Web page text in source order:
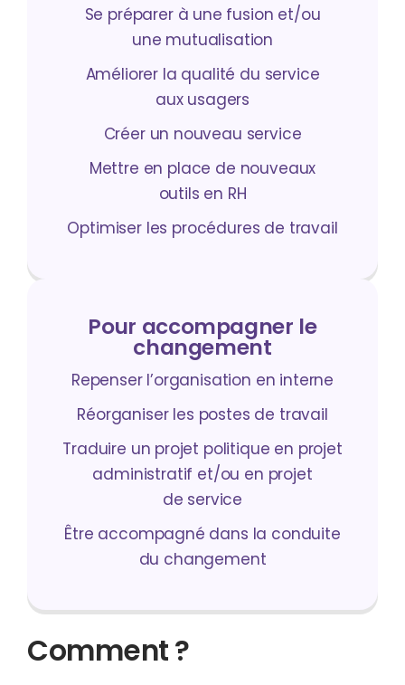
Se préparer à une fusion et/ou
une mutualisation
Améliorer la qualité du service
aux usagers
Créer un nouveau service
Mettre en place de nouveaux
outils en RH
Optimiser les procédures de travail
Pour accompagner le
changement
Repenser l’organisation en interne
Réorganiser les postes de travail
Traduire un projet politique en projet
administratif et/ou en projet
de service
Être accompagné dans la conduite
du changement
Comment ?